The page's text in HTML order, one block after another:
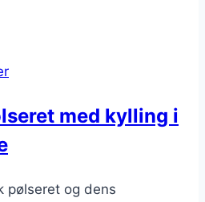
med kylling i
pølseret og dens